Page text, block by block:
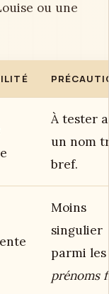
ou une
À tester
un nom
bref.
Moins
singulier
parmi les
prénoms